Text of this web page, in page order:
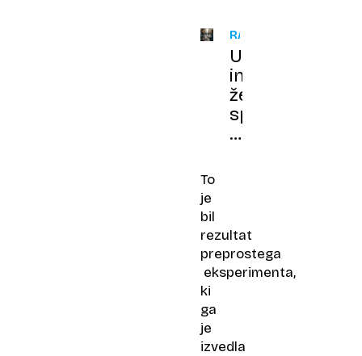
RAZISKAVE
Umetna
inteligenca
že
spreminja
naš
To
je
bil
rezultat
preprostega
eksperimenta,
ki
ga
je
izvedla